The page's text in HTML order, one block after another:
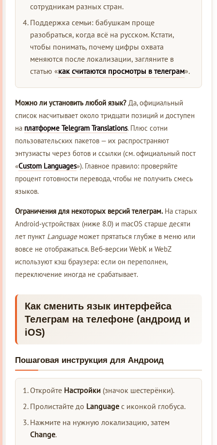
сотрудникам разных стран.
Поддержка семьи: бабушкам проще
разобраться, когда всё на русском. Кстати,
чтобы понимать, почему цифры охвата
меняются после локализации, загляните в
статью «как считаются просмотры в телеграм».
Можно ли установить любой язык? Да, официальный
список насчитывает около тридцати позиций и доступен
на платформе Telegram Translations. Плюс сотни
пользовательских пакетов — их распространяют
энтузиасты через ботов и ссылки (см. официальный пост
«Custom Languages»). Главное правило: проверяйте
процент готовности перевода, чтобы не получить смесь
языков.
Ограничения для некоторых версий телеграм. На старых
Android‑устройствах (ниже 8.0) и macOS старше десяти
лет пункт Languageможет прятаться глубже в меню или
вовсе не отображаться. Веб‑версии WebK и WebZ
используют кэш браузера: если он переполнен,
переключение иногда не срабатывает.
Как сменить язык интерфейса
Телеграм на телефоне (андроид и
iOS)
Пошаговая инструкция для Андроид
Откройте Настройки (значок шестерёнки).
Пролистайте до Language с иконкой глобуса.
Нажмите на нужную локализацию, затем
Change.